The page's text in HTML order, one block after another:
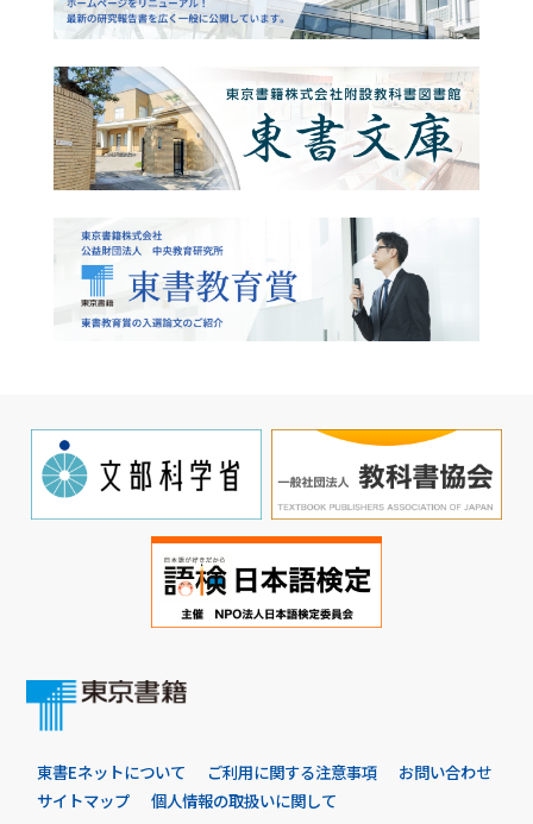
東書Eネットについて ご利用に関する注意事項
お問い合わせ
サイトマップ
個人情報の取扱いに関して